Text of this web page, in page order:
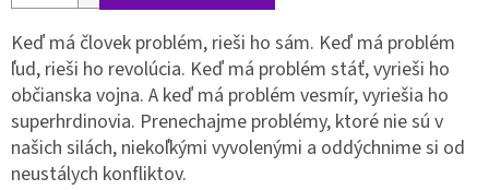
Keď má človek problém, rieši ho sám. Keď má problém
ľud, rieši ho revolúcia. Keď má problém stáť, vyrieši ho
občianska vojna. A keď má problém vesmír, vyriešia ho
superhrdinovia. Prenechajme problémy, ktoré nie sú v
našich silách, niekoľkými vyvolenými a oddýchnime si od
neustálych konfliktov.